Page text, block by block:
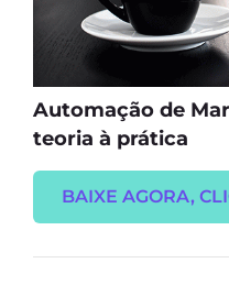
Automação de
teoria à prática
BAIXE AGORA,